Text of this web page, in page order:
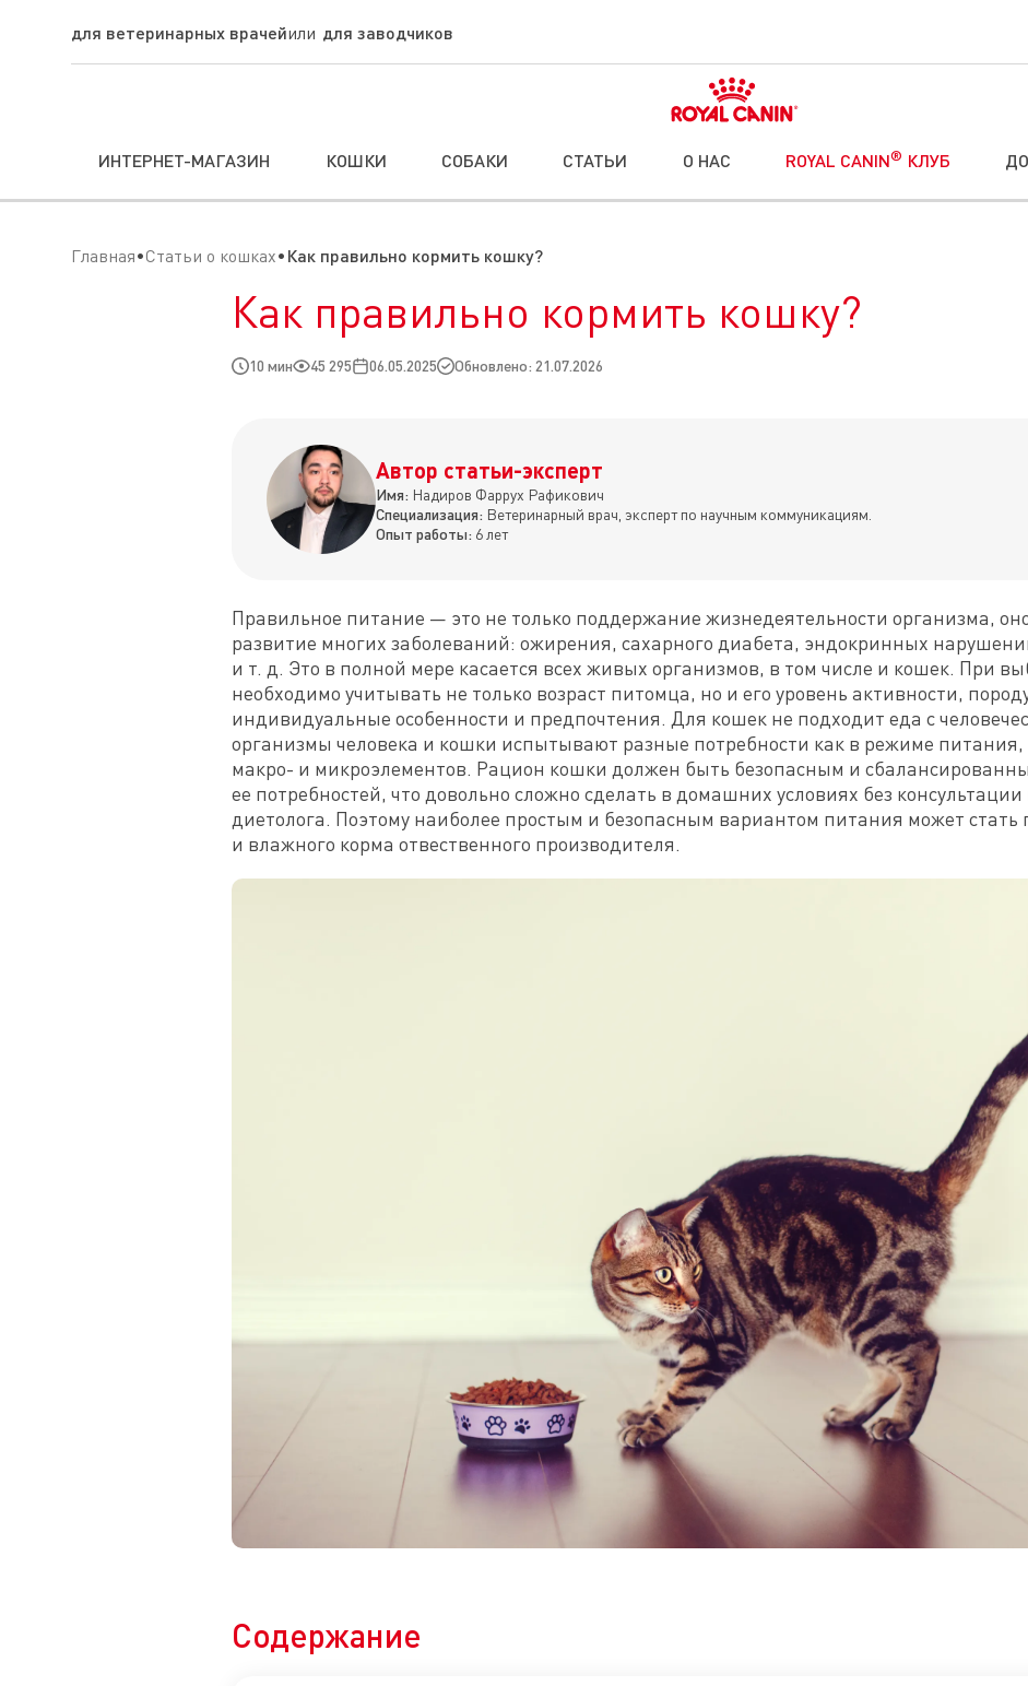
для ветеринарных врачей для заводчиков
ИНТЕРНЕТ-МАГАЗИН КОШКИ СОБАКИ СТАТЬИ О НАС ROYAL CANIN® КЛУБ
Главная Статьи о кошках Как правильно кормить кошку?
Как правильно кормить кошку?
10 мин 45 295 06.05.2025 Обновлено: 21.07.2026
Автор статьи-эксперт
Имя: Надиров Фаррух Рафикович
Специализация: Ветеринарный врач, эксперт по научным коммуникациям.
Опыт работы: 6 лет
Правильное питание — это не только поддержание жизнедеятельности организма,
развитие многих заболеваний: ожирения, сахарного диабета, эндокринных
и т. д. Это в полной мере касается всех живых организмов, в том числе и кошек. При
необходимо учитывать не только возраст питомца, но и его уровень активности,
индивидуальные особенности и предпочтения. Для кошек не подходит еда с
организмы человека и кошки испытывают разные потребности как в режиме питания,
макро- и микроэлементов. Рацион кошки должен быть безопасным и
ее потребностей, что довольно сложно сделать в домашних условиях без
диетолога. Поэтому наиболее простым и безопасным вариантом питания может стать
и влажного корма отвественного производителя.
Содержание